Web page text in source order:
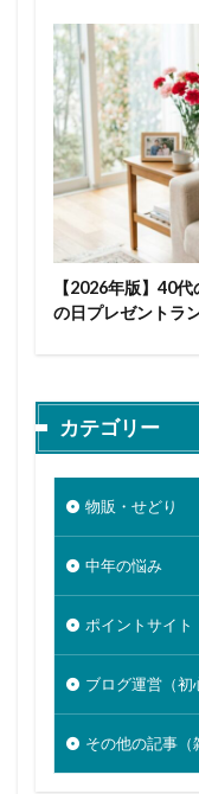
【2026年版】40
の日プレゼントラ
カテゴリー
物販・せどり
中年の悩み
ポイントサイト
ブログ運営（初
その他の記事（